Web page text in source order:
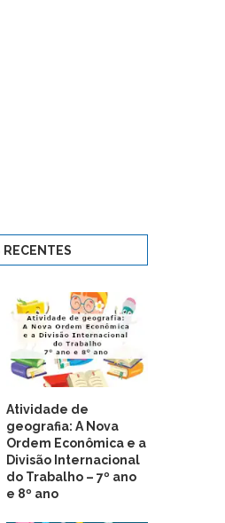
RECENTES
Atividade de
geografia: A Nova
Ordem Econômica e a
Divisão Internacional
do Trabalho – 7º ano
e 8º ano